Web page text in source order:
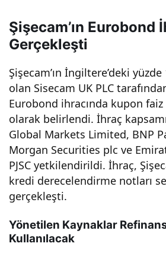
Şişecam’ın Eurobond
Gerçekleşti
Şişecam’ın İngiltere’deki yüzde
olan Sisecam UK PLC
Eurobond ihracında kupon faiz
olarak belirlendi. İhraç
Global Markets Limited, BNP
Morgan Securities plc ve
PJSC yetkilendirildi. İhraç,
kredi derecelendirme notları
gerçekleşti.
Yönetilen Kaynaklar
Kullanılacak
on
dola
rlık
Eur
obo
nd
ihra